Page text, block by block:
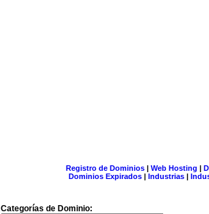
Registro de Dominios| Web Hosting |
Dominios Expirados | Industrias |
Categorías de Dominio: